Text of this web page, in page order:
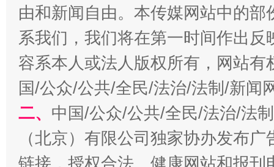
解纷+调解+退费，一次搞定
由和新闻自由。本传媒网站中的
系我们，我们将在第一时间作出
容系本人或法人版权所有，网站
国/公众/公共/全民/法治/法制/新闻
二、 中国/公众/公共/全民/法治/法
（北京）有限公司独家协办发布
链接，授权合法、健康网站和报